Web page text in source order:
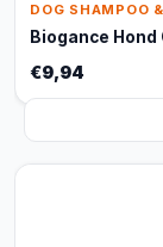
DOG SHAMPOO
Biogance Hond
€9,94